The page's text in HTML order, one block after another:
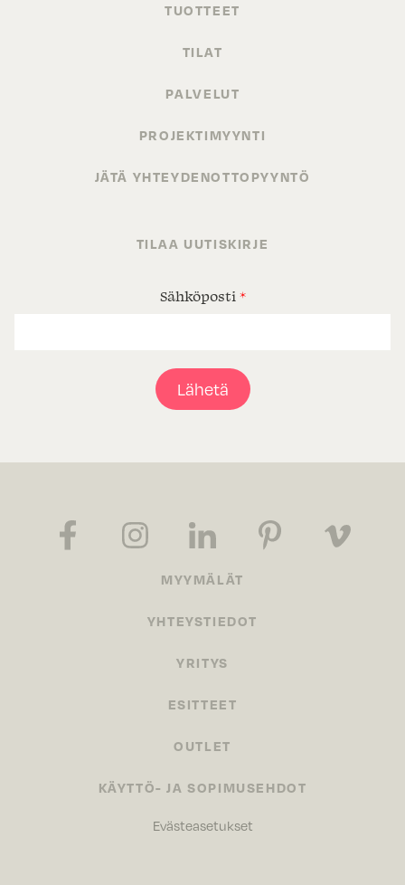
TUOTTEET
TILAT
PALVELUT
PROJEKTIMYYNTI
JÄTÄ YHTEYDENOTTOPYYNTÖ
TILAA UUTISKIRJE
Sähköposti *
Lähetä
MYYMÄLÄT
YHTEYSTIEDOT
YRITYS
ESITTEET
OUTLET
KÄYTTÖ- JA SOPIMUSEHDOT
Evästeasetukset